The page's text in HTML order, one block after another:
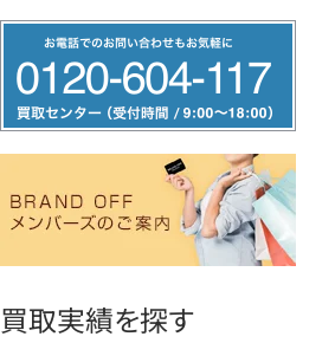
リ
ー
ヤ
買取実績を探す